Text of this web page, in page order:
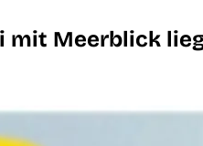
mit Meerblick